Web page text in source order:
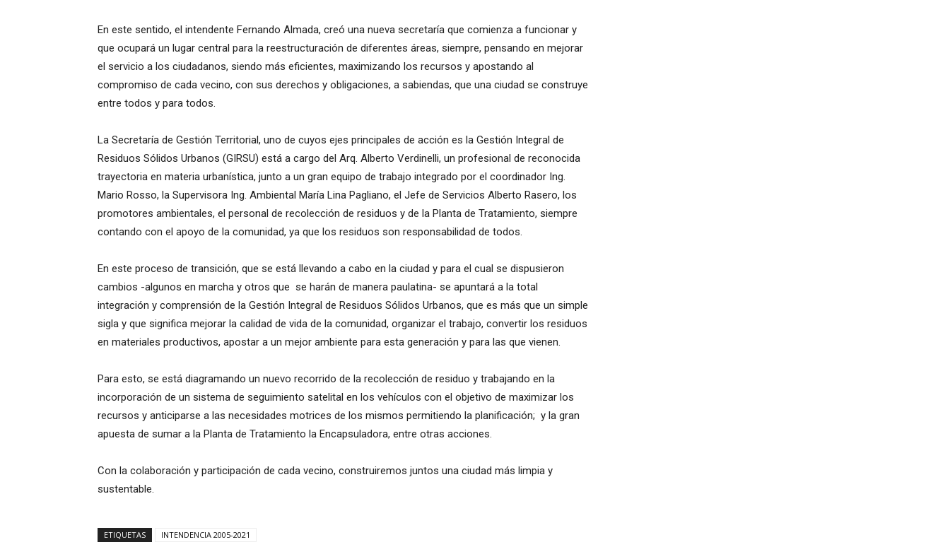
En este sentido, el intendente Fernando Almada, creó una nueva secretaría que comienza a funcionar y
que ocupará un lugar central para la reestructuración de diferentes áreas, siempre, pensando en mejorar
el servicio a los ciudadanos, siendo más eficientes, maximizando los recursos y apostando al
compromiso de cada vecino, con sus derechos y obligaciones, a sabiendas, que una ciudad se construye
entre todos y para todos.
La Secretaría de Gestión Territorial, uno de cuyos ejes principales de acción es la Gestión Integral de
Residuos Sólidos Urbanos (GIRSU) está a cargo del Arq. Alberto Verdinelli, un profesional de reconocida
trayectoria en materia urbanística, junto a un gran equipo de trabajo integrado por el coordinador Ing.
Mario Rosso, la Supervisora Ing. Ambiental María Lina Pagliano, el Jefe de Servicios Alberto Rasero, los
promotores ambientales, el personal de recolección de residuos y de la Planta de Tratamiento, siempre
contando con el apoyo de la comunidad, ya que los residuos son responsabilidad de todos.
En este proceso de transición, que se está llevando a cabo en la ciudad y para el cual se dispusieron
cambios -algunos en marcha y otros que se harán de manera paulatina- se apuntará a la total
integración y comprensión de la Gestión Integral de Residuos Sólidos Urbanos, que es más que un simple
sigla y que significa mejorar la calidad de vida de la comunidad, organizar el trabajo, convertir los residuos
en materiales productivos, apostar a un mejor ambiente para esta generación y para las que vienen.
Para esto, se está diagramando un nuevo recorrido de la recolección de residuo y trabajando en la
incorporación de un sistema de seguimiento satelital en los vehículos con el objetivo de maximizar los
recursos y anticiparse a las necesidades motrices de los mismos permitiendo la planificación; y la gran
apuesta de sumar a la Planta de Tratamiento la Encapsuladora, entre otras acciones.
Con la colaboración y participación de cada vecino, construiremos juntos una ciudad más limpia y
sustentable.
ETIQUETAS INTENDENCIA 2005-2021